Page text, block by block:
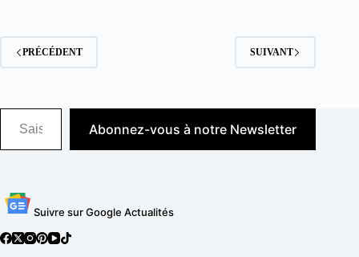
PRÉCÉDENT SUIVANT
Saisissez votre adresse e-mail…
Abonnez-vous à notre Newsletter
Suivre sur Google Actualités